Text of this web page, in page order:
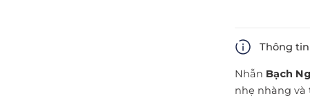
Thông
Nhẫn Bạch
nhẹ nhàng và